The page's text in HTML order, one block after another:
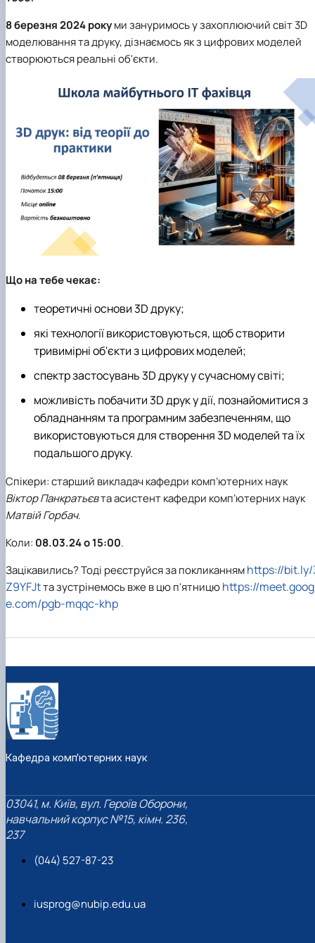
8 березня 2024 рокуми зануримось у захоплюючий світ 3D
моделювання та друку, дізнаємось як з цифрових моделей
створюються реальні об'єкти.
Що на тебе чекає:
теоретичні основи 3D друку;
які технології використовуються, щоб створити
тривимірні об'єкти з цифрових моделей;
спектр застосувань 3D друку у сучасному світі;
можливість побачити 3D друк у дії, познайомитися з
обладнанням та програмним забезпеченням, що
використовуються для створення 3D моделей та їх
подальшого друку.
Спікери: старший викладач кафедри комп’ютерних наук
Віктор Панкратьєвта асистент кафедри комп’ютерних наук
Матвій Горбач.
Коли: 08.03.24 о 15:00.
Зацікавились? Тоді реєструйся за покликаннямhttps://
Z9YFJtта зустрінемось вже в цю п'ятницюhttps://
e.com/pgb-mqqc-khp
Кафедра комп’ютерних наук
03041, м. Київ, вул. Героїв Оборони,
навчальний корпус №15, кімн. 236,
237
(044) 527-87-23
iusprog@nubip.edu.ua